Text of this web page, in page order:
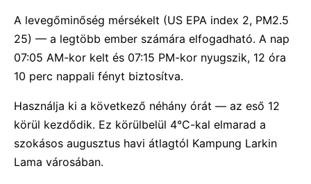
A levegőminőség mérsékelt (US EPA index 2, PM2.5
25) — a legtöbb ember számára elfogadható. A nap
07:05 AM-kor kelt és 07:15 PM-kor nyugszik, 12 óra
10 perc nappali fényt biztosítva.
Használja ki a következő néhány órát — az eső 12
körül kezdődik. Ez körülbelül 4°C-kal elmarad a
szokásos augusztus havi átlagtól Kampung Larkin
Lama városában.